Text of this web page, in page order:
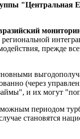
"Центральная
прежде
(через
и их могут
периодом
становятся